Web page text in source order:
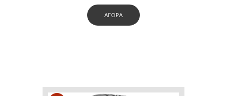
171€.
is:
105€.
ΑΓΟΡΑ